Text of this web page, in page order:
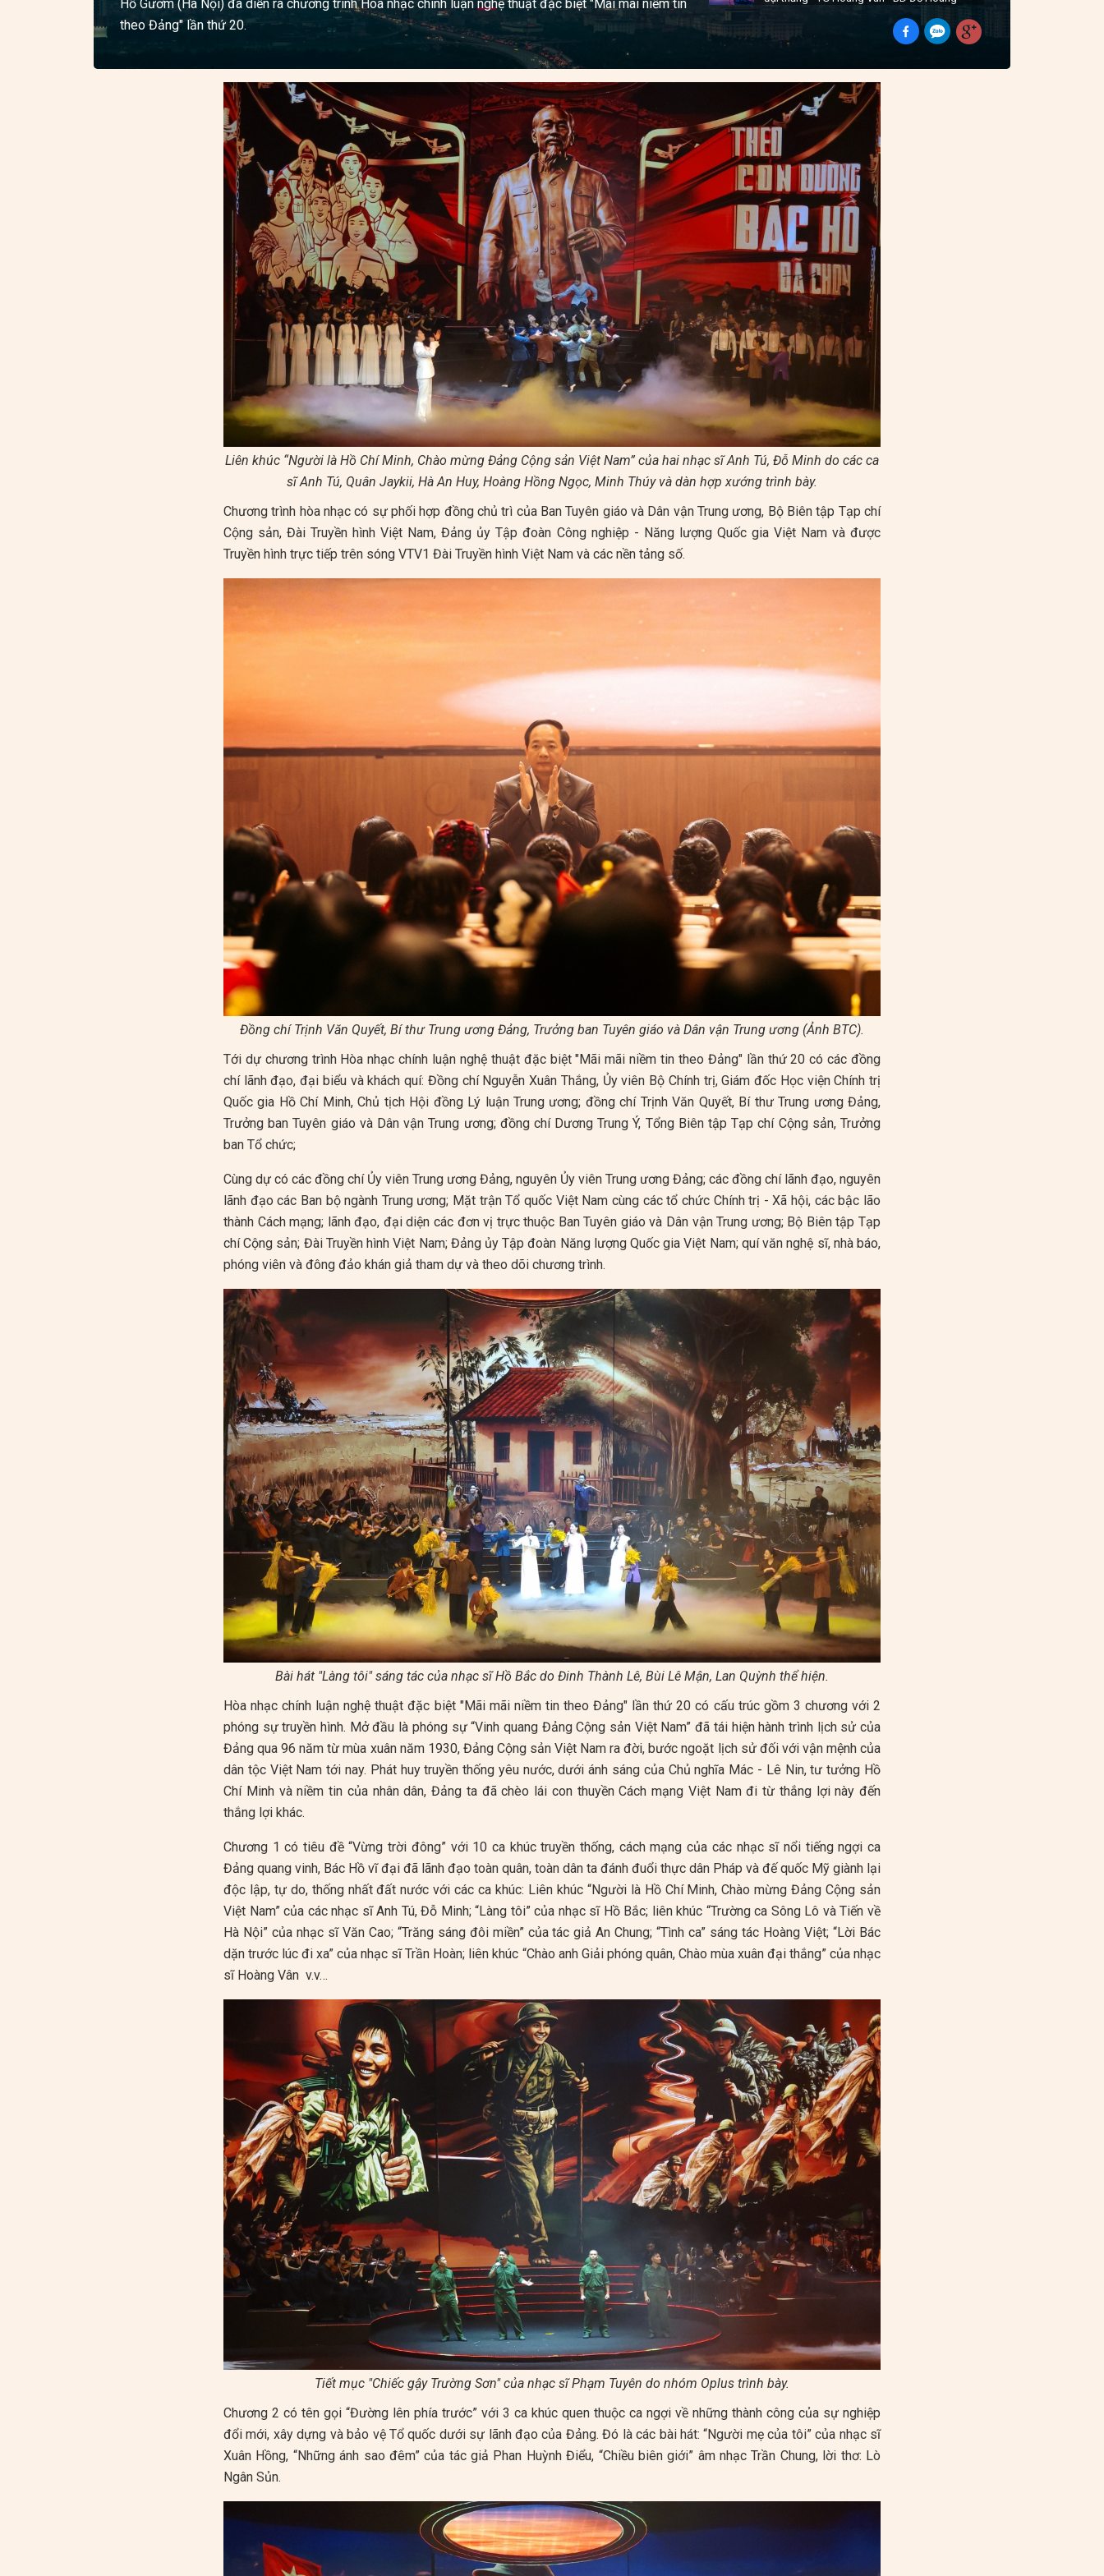
Hồ Gươm (Hà Nội) đã diễn ra chương trình Hòa nhạc chính luận nghệ thuật đặc biệt "Mãi mãi niềm tin
theo Đảng" lần thứ 20.
Rạng ngời Việt Nam - ST Nguyễn Tiến Đức -
BD Oplus, tốp ca Besinger, Phong Windy.
Việt Nam ơi Mùa xuân đến rồi - ST Huy Du -
BD tốp ca nam nữ, Phong Windy, Besinger.
Liên khúc “Người là Hồ Chí Minh, Chào mừng Đảng Cộng sản Việt Nam” của hai nhạc sĩ Anh Tú, Đỗ Minh do các ca
sĩ Anh Tú, Quân Jaykii, Hà An Huy, Hoàng Hồng Ngọc, Minh Thúy và dàn hợp xướng trình bày.
Chương trình hòa nhạc có sự phối hợp đồng chủ trì của Ban Tuyên giáo và Dân vận Trung ương, Bộ Biên tập Tạp chí
Cộng sản, Đài Truyền hình Việt Nam, Đảng ủy Tập đoàn Công nghiệp - Năng lượng Quốc gia Việt Nam và được
Truyền hình trực tiếp trên sóng VTV1 Đài Truyền hình Việt Nam và các nền tảng số.
Đồng chí Trịnh Văn Quyết, Bí thư Trung ương Đảng, Trưởng ban Tuyên giáo và Dân vận Trung ương (Ảnh BTC).
Tới dự chương trình Hòa nhạc chính luận nghệ thuật đặc biệt "Mãi mãi niềm tin theo Đảng" lần thứ 20 có các đồng
chí lãnh đạo, đại biểu và khách quí: Đồng chí Nguyễn Xuân Thắng, Ủy viên Bộ Chính trị, Giám đốc Học viện Chính trị
Quốc gia Hồ Chí Minh, Chủ tịch Hội đồng Lý luận Trung ương; đồng chí Trịnh Văn Quyết, Bí thư Trung ương Đảng,
Trưởng ban Tuyên giáo và Dân vận Trung ương; đồng chí Dương Trung Ý, Tổng Biên tập Tạp chí Cộng sản, Trưởng
ban Tổ chức;
Cùng dự có các đồng chí Ủy viên Trung ương Đảng, nguyên Ủy viên Trung ương Đảng; các đồng chí lãnh đạo, nguyên
lãnh đạo các Ban bộ ngành Trung ương; Mặt trận Tổ quốc Việt Nam cùng các tổ chức Chính trị - Xã hội, các bậc lão
thành Cách mạng; lãnh đạo, đại diện các đơn vị trực thuộc Ban Tuyên giáo và Dân vận Trung ương; Bộ Biên tập Tạp
chí Cộng sản; Đài Truyền hình Việt Nam; Đảng ủy Tập đoàn Năng lượng Quốc gia Việt Nam; quí văn nghệ sĩ, nhà báo,
phóng viên và đông đảo khán giả tham dự và theo dõi chương trình.
Bài hát "Làng tôi" sáng tác của nhạc sĩ Hồ Bắc do Đinh Thành Lê, Bùi Lê Mận, Lan Quỳnh thể hiện.
Hòa nhạc chính luận nghệ thuật đặc biệt "Mãi mãi niềm tin theo Đảng" lần thứ 20 có cấu trúc gồm 3 chương với 2
phóng sự truyền hình. Mở đầu là phóng sự “Vinh quang Đảng Cộng sản Việt Nam” đã tái hiện hành trình lịch sử của
Đảng qua 96 năm từ mùa xuân năm 1930, Đảng Cộng sản Việt Nam ra đời, bước ngoặt lịch sử đối với vận mệnh của
dân tộc Việt Nam tới nay. Phát huy truyền thống yêu nước, dưới ánh sáng của Chủ nghĩa Mác - Lê Nin, tư tưởng Hồ
Chí Minh và niềm tin của nhân dân, Đảng ta đã chèo lái con thuyền Cách mạng Việt Nam đi từ thắng lợi này đến
thắng lợi khác.
Chương 1 có tiêu đề “Vừng trời đông” với 10 ca khúc truyền thống, cách mạng của các nhạc sĩ nổi tiếng ngợi ca
Đảng quang vinh, Bác Hồ vĩ đại đã lãnh đạo toàn quân, toàn dân ta đánh đuổi thực dân Pháp và đế quốc Mỹ giành lại
độc lập, tự do, thống nhất đất nước với các ca khúc: Liên khúc “Người là Hồ Chí Minh, Chào mừng Đảng Cộng sản
Việt Nam” của các nhạc sĩ Anh Tú, Đỗ Minh; “Làng tôi” của nhạc sĩ Hồ Bắc; liên khúc “Trường ca Sông Lô và Tiến về
Hà Nội” của nhạc sĩ Văn Cao; “Trăng sáng đôi miền” của tác giả An Chung; “Tình ca” sáng tác Hoàng Việt; “Lời Bác
dặn trước lúc đi xa” của nhạc sĩ Trần Hoàn; liên khúc “Chào anh Giải phóng quân, Chào mùa xuân đại thắng” của nhạc
sĩ Hoàng Vân v.v…
Tiết mục "Chiếc gậy Trường Sơn" của nhạc sĩ Phạm Tuyên do nhóm Oplus trình bày.
Chương 2 có tên gọi “Đường lên phía trước” với 3 ca khúc quen thuộc ca ngợi về những thành công của sự nghiệp
đổi mới, xây dựng và bảo vệ Tổ quốc dưới sự lãnh đạo của Đảng. Đó là các bài hát: “Người mẹ của tôi” của nhạc sĩ
Xuân Hồng, “Những ánh sao đêm” của tác giả Phan Huỳnh Điểu, “Chiều biên giới” âm nhạc Trần Chung, lời thơ: Lò
Ngân Sủn.